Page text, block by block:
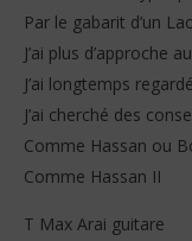
La Fouine ft HMZ
30
janvier
2026
Stone
Par le gabarit d’un
J’ai plus d’approche
J’ai longtemps
J’ai cherché des
Comme Hassan ou
Comme Hassan II
T Max Arai guitare